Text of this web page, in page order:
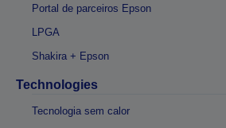
Portal de parceiros Epson
LPGA
Shakira + Epson
Technologies
Tecnologia sem calor